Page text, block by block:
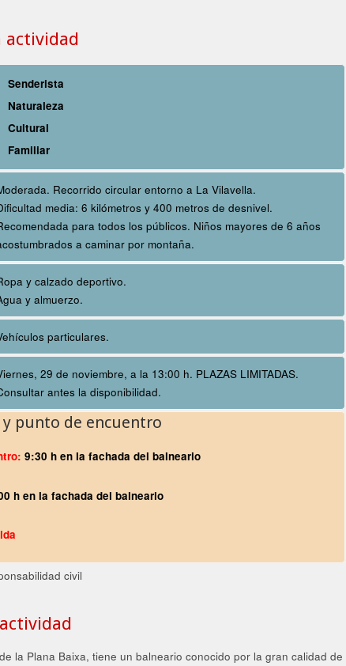
Senderista
Naturaleza
Cultural
Familiar
Recorrido circular entorno a La Vilavella.
media: 6 kilómetros y 400 metros de desnivel.
para todos los públicos. Niños mayores de 6 años
a caminar por montaña.
y calzado deportivo.
y almuerzo.
particulares.
29 de noviembre, a la 13:00 h. PLAZAS LIMITADAS.
antes la disponibilidad.
y punto de encuentro
9:30 h en la fachada del balneario
h en la fachada del balneario
civil
la Plana Baixa, tiene un balneario conocido por la gran calidad de